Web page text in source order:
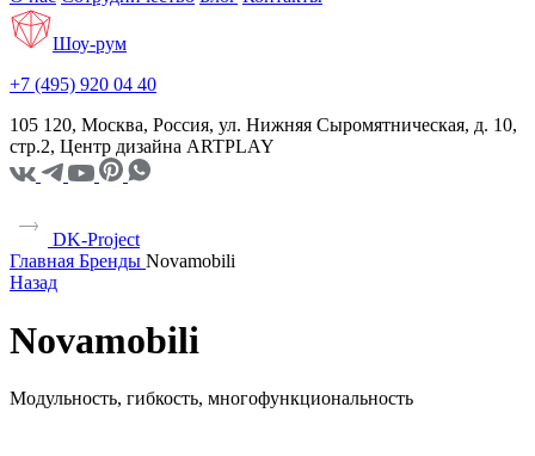
Шоу-рум
+7 (495) 920 04 40
105 120, Москва, Россия, ул. Нижняя Сыромятническая, д. 10,
стр.2, Центр дизайна ARTPLAY
DK-Project
Главная Бренды Novamobili
Назад
Novamobili
Модульность, гибкость, многофункциональность